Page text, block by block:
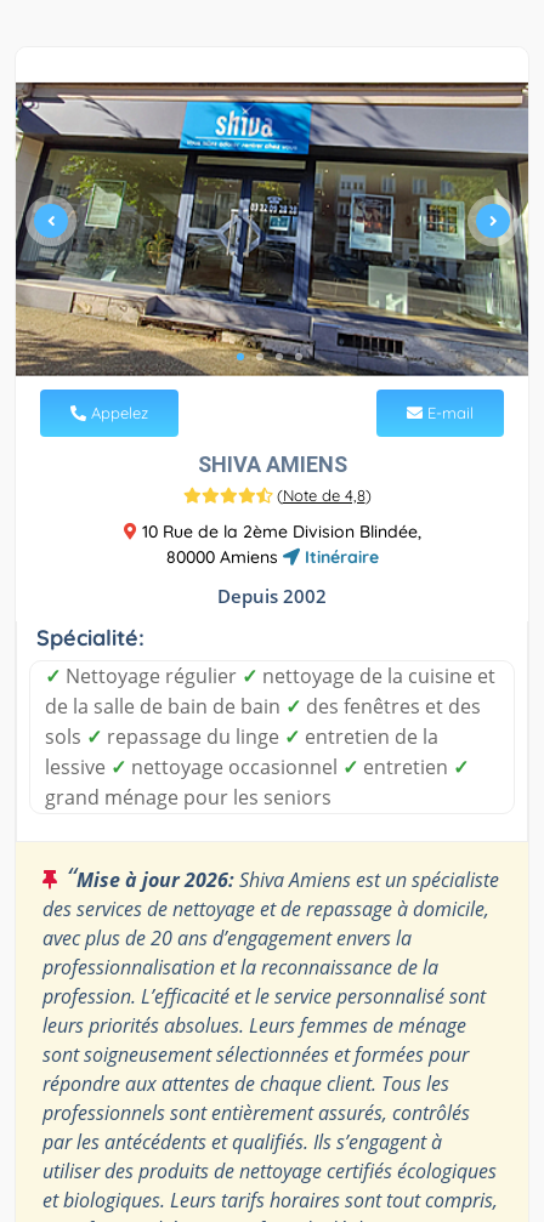
Appelez E-mail
SHIVA AMIENS
(Note de 4,8)
10 Rue de la 2ème Division Blindée,
80000 Amiens
Itinéraire
Depuis 2002
Spécialité:
✓ Nettoyage régulier ✓ nettoyage de la cuisine et
de la salle de bain de bain ✓ des fenêtres et des
sols ✓ repassage du linge ✓ entretien de la
lessive ✓ nettoyage occasionnel ✓ entretien ✓
grand ménage pour les seniors
“Mise à jour 2026:Shiva Amiens est un spécialiste
des services de nettoyage et de repassage à domicile,
avec plus de 20 ans d’engagement envers la
professionnalisation et la reconnaissance de la
profession. L’efficacité et le service personnalisé sont
leurs priorités absolues. Leurs femmes de ménage
sont soigneusement sélectionnées et formées pour
répondre aux attentes de chaque client. Tous les
professionnels sont entièrement assurés, contrôlés
par les antécédents et qualifiés. Ils s’engagent à
utiliser des produits de nettoyage certifiés écologiques
et biologiques. Leurs tarifs horaires sont tout compris,